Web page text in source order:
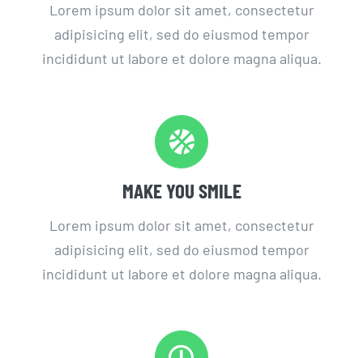
Lorem ipsum dolor sit amet, consectetur
adipisicing elit, sed do eiusmod tempor
incididunt ut labore et dolore magna aliqua.
MAKE YOU SMILE
Lorem ipsum dolor sit amet, consectetur
adipisicing elit, sed do eiusmod tempor
incididunt ut labore et dolore magna aliqua.